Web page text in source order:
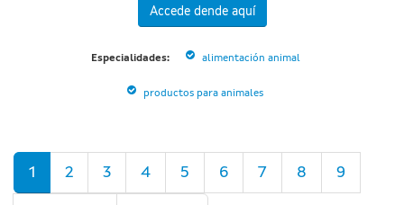
Accede dende aquí
Especialidades: alimentación animal
productos para animales
Páxinas
1 2 3 4 5 6 7 8 9